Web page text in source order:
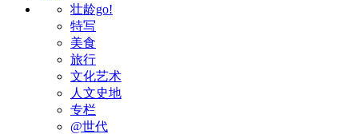
壮龄go!
特写
美食
旅行
文化艺术
人文史地
专栏
@世代